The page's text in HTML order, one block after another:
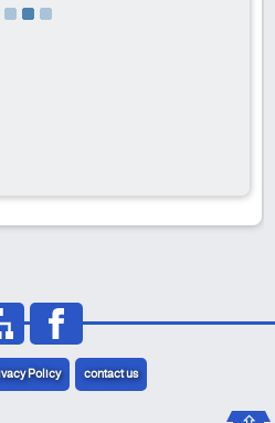
contact us
Policy